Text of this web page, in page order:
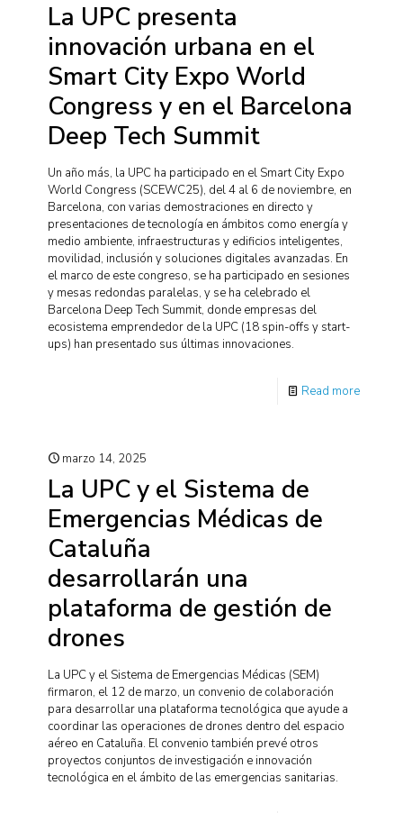
La UPC presenta
innovación urbana en el
Smart City Expo World
Congress y en el Barcelona
Deep Tech Summit
Un año más, la UPC ha participado en el Smart City Expo
World Congress (SCEWC25), del 4 al 6 de noviembre, en
Barcelona, con varias demostraciones en directo y
presentaciones de tecnología en ámbitos como energía y
medio ambiente, infraestructuras y edificios inteligentes,
movilidad, inclusión y soluciones digitales avanzadas. En
el marco de este congreso, se ha participado en sesiones
y mesas redondas paralelas, y se ha celebrado el
Barcelona Deep Tech Summit, donde empresas del
ecosistema emprendedor de la UPC (18 spin-offs y start-
ups) han presentado sus últimas innovaciones.
Read more
marzo 14, 2025
La UPC y el Sistema de
Emergencias Médicas de
Cataluña
desarrollarán una
plataforma de gestión de
drones
La UPC y el Sistema de Emergencias Médicas (SEM)
firmaron, el 12 de marzo, un convenio de colaboración
para desarrollar una plataforma tecnológica que ayude a
coordinar las operaciones de drones dentro del espacio
aéreo en Cataluña. El convenio también prevé otros
proyectos conjuntos de investigación e innovación
tecnológica en el ámbito de las emergencias sanitarias.